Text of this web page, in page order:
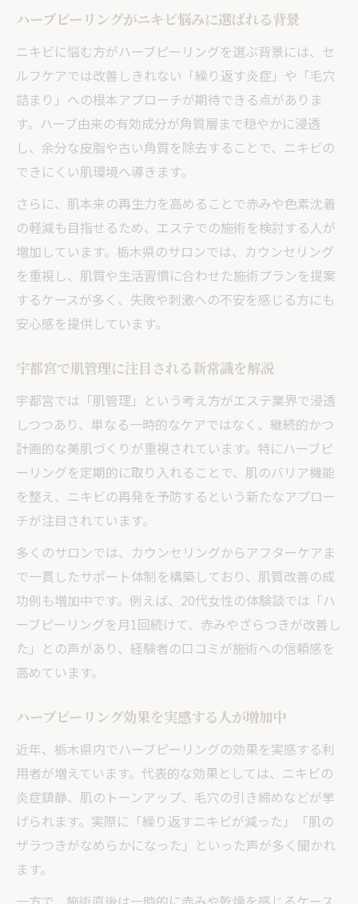
宇都宮で話題のハーブピーリング体験談
高根沢でも注目されるハーブピーリング施
術
ハーブピーリング効果のクチコミから読み
解く実態
ハーブピーリングで肌質改善を目指すコツ
ハーブピーリング効果を最大化するポイン
ト
ニキビ改善には継続ケアと肌管理が鍵
剥離あり施術で注意したいポイント
宇都宮のエステで実践する肌質改善方法
用術
長年のニキビ悩みを変えるエステ活用法
ハーブピーリングで叶う長年の肌悩み改善
エステと併用した肌管理でニキビを根本ケ
ア
ハーブピーリングで感じる肌質変化の実例
栃木県内で実践できる継続的な肌質改善法
ハーブピーリングがニキビ悩みに選ばれる背景
ニキビに悩む方がハーブピーリングを選ぶ背景には、セ
ルフケアでは改善しきれない「繰り返す炎症」や「毛穴
詰まり」への根本アプローチが期待できる点がありま
す。ハーブ由来の有効成分が角質層まで穏やかに浸透
し、余分な皮脂や古い角質を除去することで、ニキビの
できにくい肌環境へ導きます。
さらに、肌本来の再生力を高めることで赤みや色素沈着
の軽減も目指せるため、エステでの施術を検討する人が
増加しています。栃木県のサロンでは、カウンセリング
を重視し、肌質や生活習慣に合わせた施術プランを提案
するケースが多く、失敗や刺激への不安を感じる方にも
安心感を提供しています。
宇都宮で肌管理に注目される新常識を解説
宇都宮では「肌管理」という考え方がエステ業界で浸透
しつつあり、単なる一時的なケアではなく、継続的かつ
計画的な美肌づくりが重視されています。特にハーブピ
ーリングを定期的に取り入れることで、肌のバリア機能
を整え、ニキビの再発を予防するという新たなアプロー
チが注目されています。
多くのサロンでは、カウンセリングからアフターケアま
で一貫したサポート体制を構築しており、肌質改善の成
功例も増加中です。例えば、20代女性の体験談では「ハ
ーブピーリングを月1回続けて、赤みやざらつきが改善し
た」との声があり、経験者の口コミが施術への信頼感を
高めています。
ハーブピーリング効果を実感する人が増加中
近年、栃木県内でハーブピーリングの効果を実感する利
用者が増えています。代表的な効果としては、ニキビの
炎症鎮静、肌のトーンアップ、毛穴の引き締めなどが挙
げられます。実際に「繰り返すニキビが減った」「肌の
ザラつきがなめらかになった」といった声が多く聞かれ
ます。